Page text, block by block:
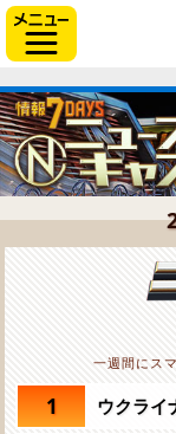
一週間にス
1 ウクライ